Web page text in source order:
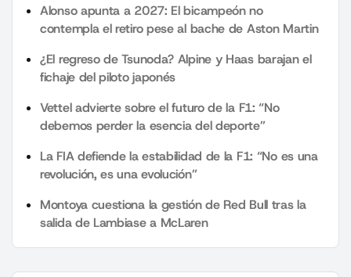
Alonso apunta a 2027: El bicampeón no
contempla el retiro pese al bache de Aston Martin
¿El regreso de Tsunoda? Alpine y Haas barajan el
fichaje del piloto japonés
Vettel advierte sobre el futuro de la F1: “No
debemos perder la esencia del deporte”
La FIA defiende la estabilidad de la F1: “No es una
revolución, es una evolución”
Montoya cuestiona la gestión de Red Bull tras la
salida de Lambiase a McLaren